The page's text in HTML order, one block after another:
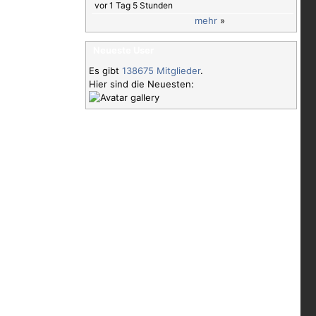
vor 1 Tag 5 Stunden
mehr »
Es gibt 138675 Mitglieder.
Hier sind die Neuesten: